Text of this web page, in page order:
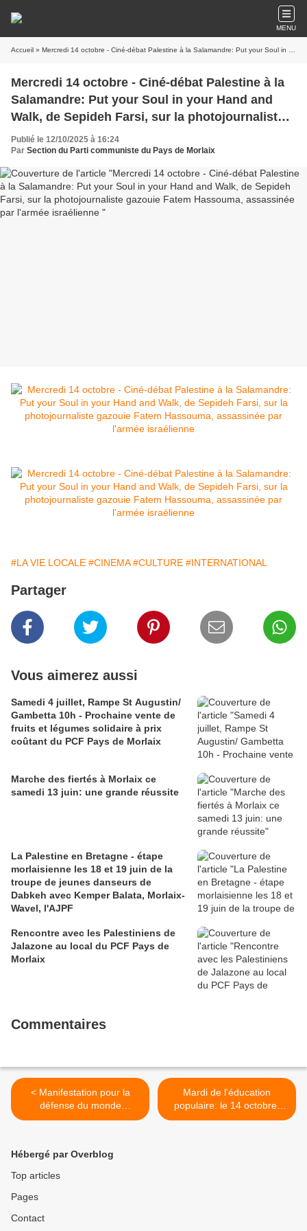
MENU
Accueil » Mercredi 14 octobre - Ciné-débat Palestine à la Salamandre: Put your Soul in your Hand and Walk, de Sepideh Farsi, sur la photojournaliste gazouie Fatem Hassouma, assassinée par l'armée israélienne
Mercredi 14 octobre - Ciné-débat Palestine à la
Salamandre: Put your Soul in your Hand and
Walk, de Sepideh Farsi, sur la photojournaliste
gazouie Fatem Hassouma, assassinée par
l'armée israélienne
Publié le 12/10/2025 à 16:24
Par Section du Parti communiste du Pays de Morlaix
#LA VIE LOCALE #CINEMA #CULTURE #INTERNATIONAL
Partager
Vous aimerez aussi
Samedi 4 juillet, Rampe St Augustin/
Gambetta 10h - Prochaine vente de
fruits et légumes solidaire à prix
coûtant du PCF Pays de Morlaix
Marche des fiertés à Morlaix ce
samedi 13 juin: une grande réussite
La Palestine en Bretagne - étape
morlaisienne les 18 et 19 juin de la
troupe de jeunes danseurs de
Dabkeh avec Kemper Balata, Morlaix-
Wavel, l'AJPF
Rencontre avec les Palestiniens de
Jalazone au local du PCF Pays de
Morlaix
Commentaires
< Manifestation pour la
défense du monde
associatif à Morlaix ce
Mardi de l'éducation
populaire: le 14 octobre,
conférence-débat sur les
Hébergé par Overblog
Top articles
Pages
Contact